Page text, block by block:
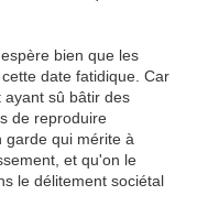
bien que les
date fatidique. Car
ayant sû bâtir des
de reproduire
garde qui mérite à
et qu'on le
le délitement sociétal